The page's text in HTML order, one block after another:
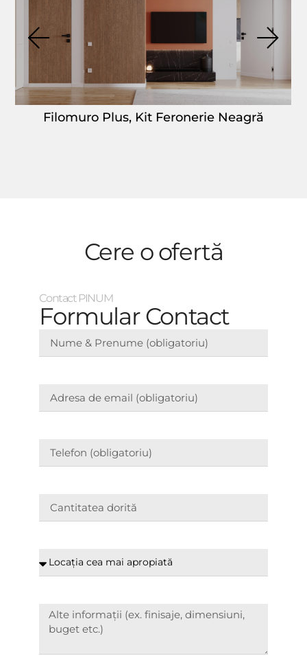
Filomuro Plus, Kit Feronerie Neagră
Cere o ofertă
Contact PINUM
Formular Contact